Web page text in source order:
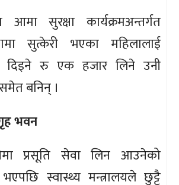
सुरक्षा कार्यक्रमअन्तर्गत
सुत्केरी भएका महिलालाई
दिइने रु एक हजार लिने उनी
बनिन् ।
भवन
प्रसूति सेवा लिन आउनेको
स्वास्थ्य मन्त्रालयले छुट्टै